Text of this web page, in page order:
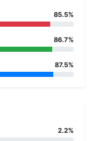
85.5%
86.7%
87.5%
2.2%